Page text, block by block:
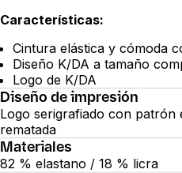
Características:
Cintura elástica y cómoda
Diseño K/DA a tamaño
Logo de K/DA
Diseño de impresión
Logo serigrafiado con
rematada
Materiales
82 % elastano / 18 % licra